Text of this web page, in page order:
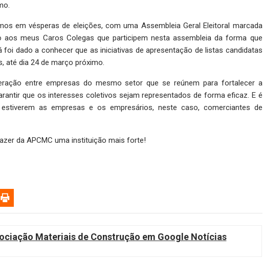
em vésperas de eleições, com uma Assembleia Geral Eleitoral marcada
meus Caros Colegas que participem nesta assembleia da forma que
foi dado a conhecer que as iniciativas de apresentação de listas candidatas
até dia 24 de março próximo.
entre empresas do mesmo setor que se reúnem para fortalecer a
que os interesses coletivos sejam representados de forma eficaz. E é
as empresas e os empresários, neste caso, comerciantes de
da APCMC uma instituição mais forte!
Materiais de Construção em Google Notícias